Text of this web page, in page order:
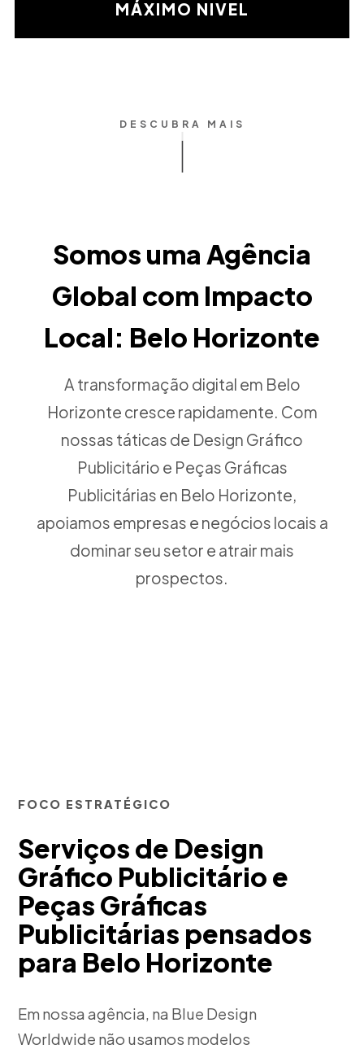
MÁXIMO NIVEL
DESCUBRA MAIS
Somos uma Agência
Global com Impacto
Local: Belo Horizonte
A transformação digital em Belo
Horizonte cresce rapidamente. Com
nossas táticas de Design Gráfico
Publicitário e Peças Gráficas
Publicitárias en Belo Horizonte,
apoiamos empresas e negócios locais a
dominar seu setor e atrair mais
prospectos.
FOCO ESTRATÉGICO
Serviços de Design
Gráfico Publicitário e
Peças Gráficas
Publicitárias pensados
para Belo Horizonte
Em nossa agência, na Blue Design
Worldwide não usamos modelos